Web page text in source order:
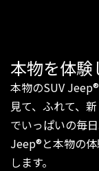
本物を体験
本物のSUV
見て、ふれて、
でいっぱいの毎日
Jeep®︎と本物の
します。